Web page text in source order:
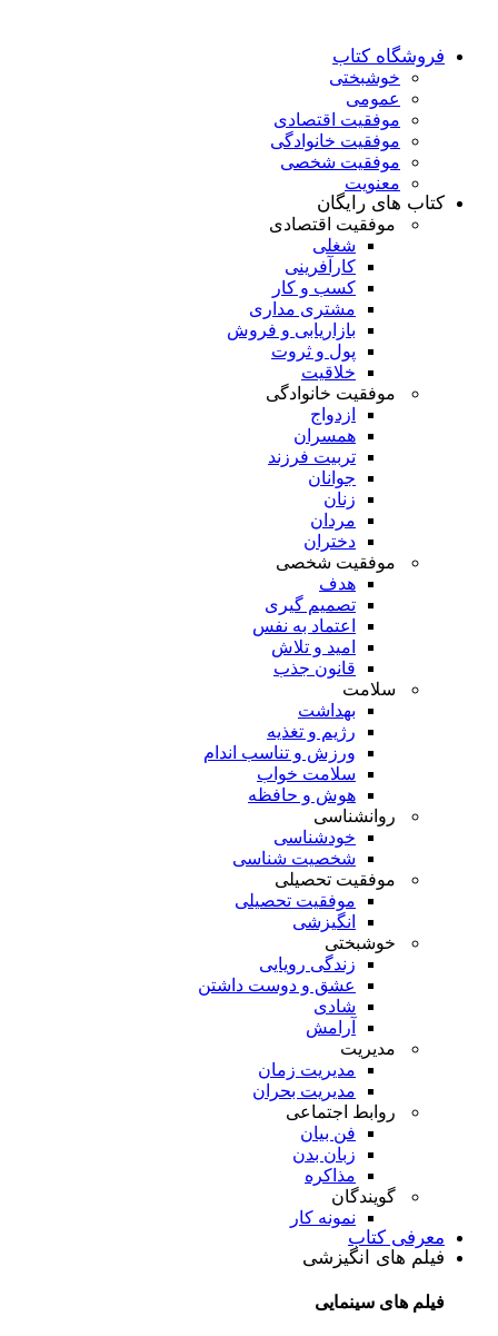
فروشگاه کتاب
خوشبختی
عمومی
موفقیت اقتصادی
موفقیت خانوادگی
موفقیت شخصی
معنویت
کتاب های رایگان
موفقیت اقتصادی
شغلی
کارآفرینی
کسب و کار
مشتری مداری
بازاریابی و فروش
پول و ثروت
خلاقیت
موفقیت خانوادگی
ازدواج
همسران
تربیت فرزند
جوانان
زنان
مردان
دختران
موفقیت شخصی
هدف
تصمیم گیری
اعتماد به نفس
امید و تلاش
قانون جذب
سلامت
بهداشت
رژیم و تغذیه
ورزش و تناسب اندام
سلامت خواب
هوش و حافظه
روانشناسی
خودشناسی
شخصیت شناسی
موفقیت تحصیلی
موفقیت تحصیلی
انگیزشی
خوشبختی
زندگی رویایی
عشق و دوست داشتن
شادی
آرامش
مدیریت
مدیریت زمان
مدیریت بحران
روابط اجتماعی
فن بیان
زبان بدن
مذاکره
گویندگان
نمونه کار
معرفی کتاب
فیلم های انگیزشی
فیلم های سینمایی